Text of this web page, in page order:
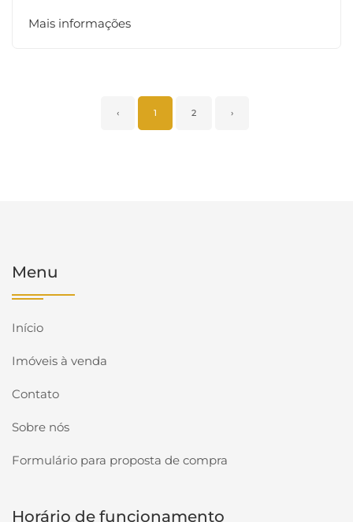
Mais informações
‹ 1 2 ›
Menu
Início
Imóveis à venda
Contato
Sobre nós
Formulário para proposta de compra
Horário de funcionamento